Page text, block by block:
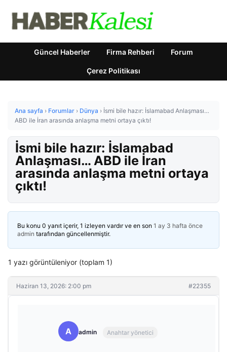
Güncel Haberler Firma Rehberi Forum
Çerez Politikası
Ana sayfa › Forumlar › Dünya › İsmi bile hazır: İslamabad Anlaşması…
ABD ile İran arasında anlaşma metni ortaya çıktı!
İsmi bile hazır: İslamabad
Anlaşması… ABD ile İran
arasında anlaşma metni ortaya
çıktı!
Bu konu 0 yanıt içerir, 1 izleyen vardır ve en son 1 ay 3 hafta önce
admin tarafından güncellenmiştir.
1 yazı görüntüleniyor (toplam 1)
Haziran 13, 2026: 2:00 pm #22355
A admin Anahtar yönetici